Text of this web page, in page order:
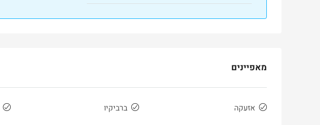
מאפיינים
אזעקה ברביקיו